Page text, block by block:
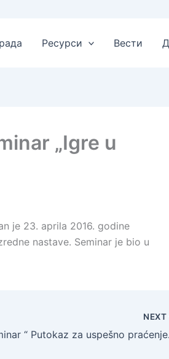
Ресурси Вести
„Igre u
je 23. aprila 2016. godine
nastave. Seminar je bio u
NEXT
Seminar “